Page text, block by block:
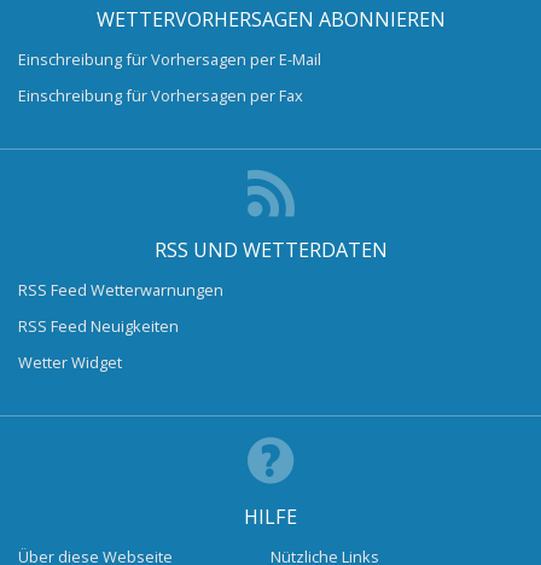
WETTERVORHERSAGEN ABONNIEREN
Einschreibung für Vorhersagen per E-Mail
Einschreibung für Vorhersagen per Fax
RSS UND WETTERDATEN
RSS Feed Wetterwarnungen
RSS Feed Neuigkeiten
Wetter Widget
HILFE
Über diese Webseite Nützliche Links